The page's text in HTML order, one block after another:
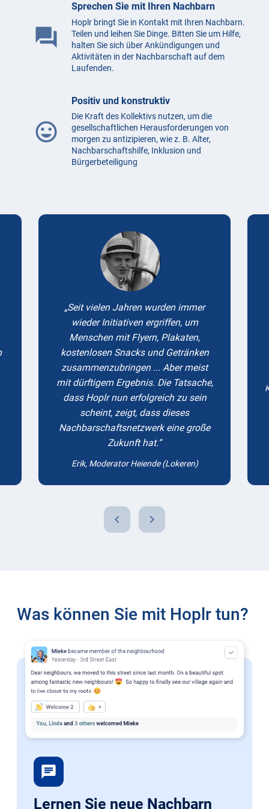
question_answer
Sprechen Sie mit Ihren Nachbarn
Hoplr bringt Sie in Kontakt mit Ihren Nachbarn.
Teilen und leihen Sie Dinge. Bitten Sie um Hilfe,
halten Sie sich über Ankündigungen und
Aktivitäten in der Nachbarschaft auf dem
Laufenden.
mood
Positiv und konstruktiv
Die Kraft des Kollektivs nutzen, um die
gesellschaftlichen Herausforderungen von
morgen zu antizipieren, wie z. B. Alter,
Nachbarschaftshilfe, Inklusion und
Bürgerbeteiligung
Testimonials
Seit vielen Jahren wurden immer
wieder Initiativen ergriffen, um
Menschen mit Flyern, Plakaten,
kostenlosen Snacks und Getränken
zusammenzubringen ... Aber meist
mit dürftigem Ergebnis. Die Tatsache,
dass Hoplr nun erfolgreich zu sein
scheint, zeigt, dass dieses
Nachbarschaftsnetzwerk eine große
Zukunft hat.
Erik, Moderator Heiende (Lokeren)
chevron_left chevron_right
Was können Sie mit Hoplr tun?
chat
Lernen Sie neue Nachbarn